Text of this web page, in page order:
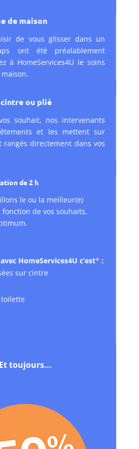
de maison
de vous glisser dans un
ont été préalablement
à HomeServices4U le soins
cintre ou plié
souhait, nos intervenants
et les mettent sur
directement dans vos
de 2 h
le ou la meilleur(e)
de vos souhaits,
HomeServices4U c’est* :
sur cintre
Et toujours...